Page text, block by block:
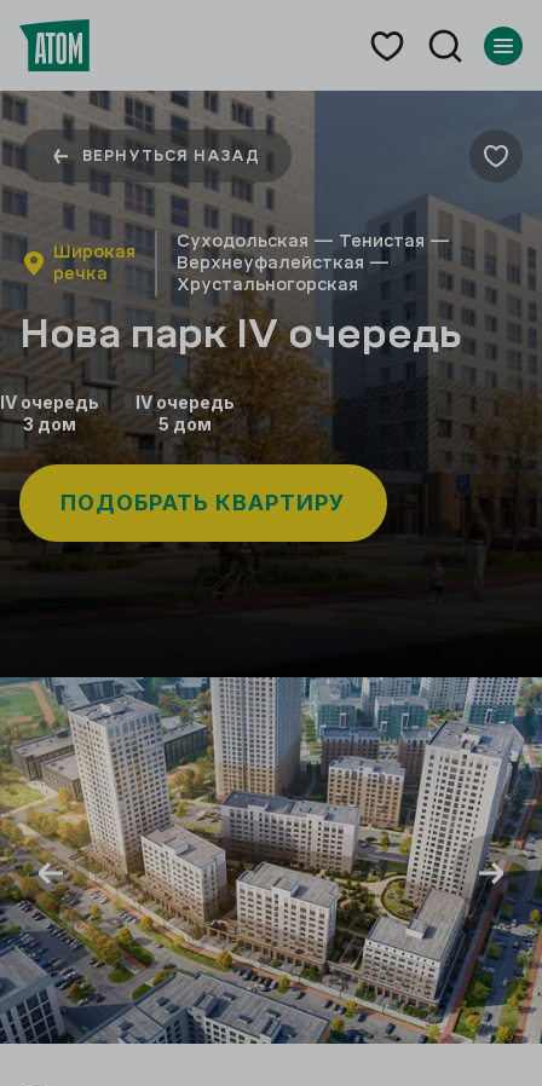
ВЕРНУТЬСЯ НАЗАД
Широкая
речка
Суходольская — Тенистая —
Верхнеуфалейсткая —
Хрустальногорская
Нова парк IV очередь
IV очередь
3 дом
IV очередь
5 дом
ПОДОБРАТЬ КВАРТИРУ